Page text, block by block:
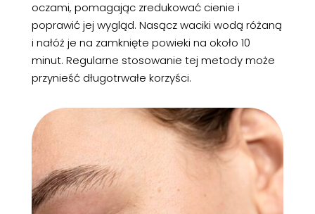
oczami, pomagając zredukować cienie i
poprawić jej wygląd. Nasącz waciki wodą różaną
i nałóż je na zamknięte powieki na około 10
minut. Regularne stosowanie tej metody może
przynieść długotrwałe korzyści.